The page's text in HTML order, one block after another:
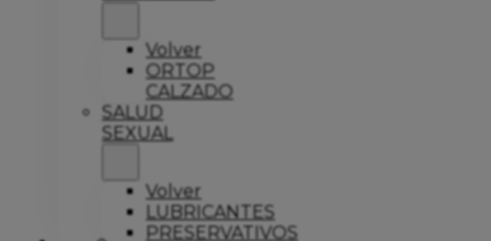
Volver
ORTOP
CALZADO
SALUD
SEXUAL
Volver
LUBRICANTES
PRESERVATIVOS